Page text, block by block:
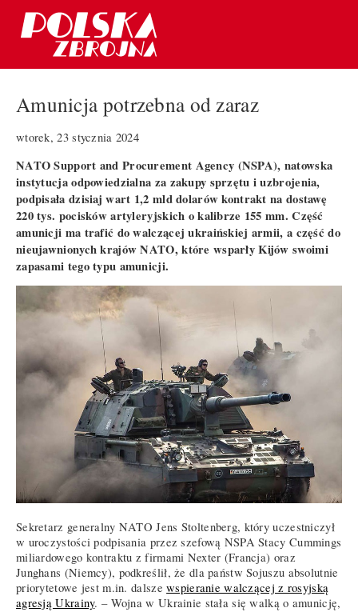
Amunicja potrzebna od zaraz
wtorek, 23 stycznia 2024
NATO Support and Procurement Agency (NSPA), natowska
instytucja odpowiedzialna za zakupy sprzętu i uzbrojenia,
podpisała dzisiaj wart 1,2 mld dolarów kontrakt na dostawę
220 tys. pocisków artyleryjskich o kalibrze 155 mm. Część
amunicji ma trafić do walczącej ukraińskiej armii, a część do
nieujawnionych krajów NATO, które wsparły Kijów swoimi
zapasami tego typu amunicji.
Sekretarz generalny NATO Jens Stoltenberg, który uczestniczył
w uroczystości podpisania przez szefową NSPA Stacy Cummings
miliardowego kontraktu z firmami Nexter (Francja) oraz
Junghans (Niemcy), podkreślił, że dla państw Sojuszu absolutnie
priorytetowe jest m.in. dalszewspieranie walczącej z rosyjską
agresją Ukrainy. – Wojna w Ukrainie stała się walką o amunicję,